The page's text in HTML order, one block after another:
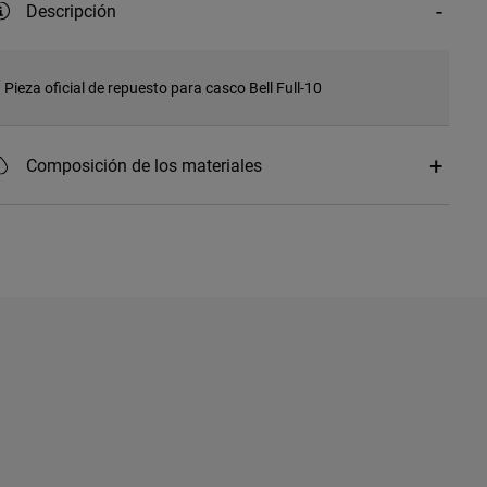
Descripción
Pieza oficial de repuesto para casco Bell Full-10
Composición de los materiales